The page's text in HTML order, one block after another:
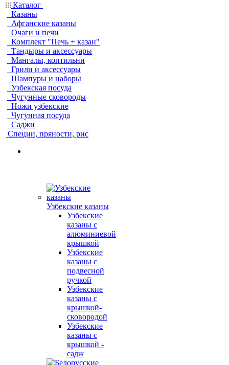
Каталог
Казаны
Афганские казаны
Очаги и печи
Комплект "Печь + казан"
Тандыры и аксессуары
Мангалы, коптильни
Грили и аксессуары
Шампуры и наборы
Узбекская посуда
Чугунные сковороды
Ножи узбекские
Чугунная посуда
Саджи
Специи, пряности, рис
Узбекские казаны
Узбекские
казаны с
алюминиевой
крышкой
Узбекские
казаны с
подвесной
ручкой
Узбекские
казаны с
крышкой-
сковородой
Узбекские
казаны с
крышкой -
садж